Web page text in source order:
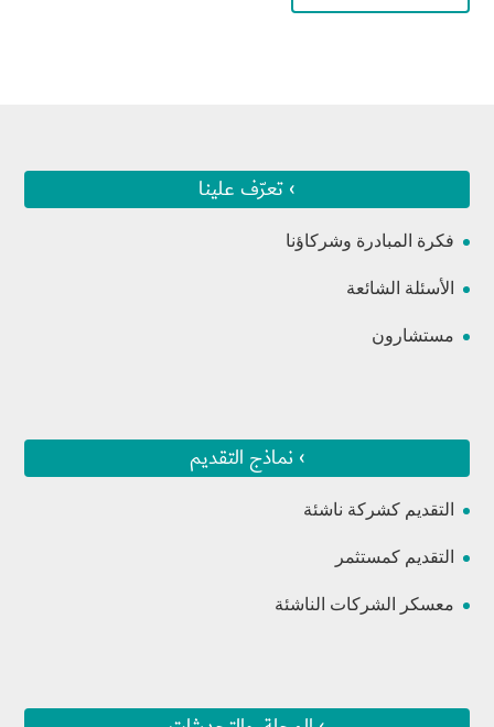
› تعرّف علينا
فكرة المبادرة وشركاؤنا
الأسئلة الشائعة
مستشارون
› نماذج التقديم
التقديم كشركة ناشئة
التقديم كمستثمر
معسكر الشركات الناشئة